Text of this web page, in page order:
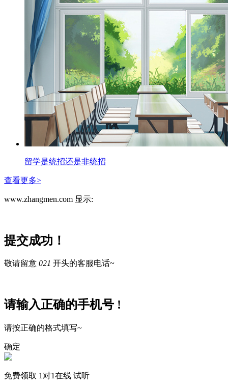
留学是统招还是非统招
查看更多>
www.zhangmen.com 显示:
提交成功！
敬请留意 021 开头的客服电话~
请输入正确的手机号 !
请按正确的格式填写~
确定
免费领取 1对1在线 试听